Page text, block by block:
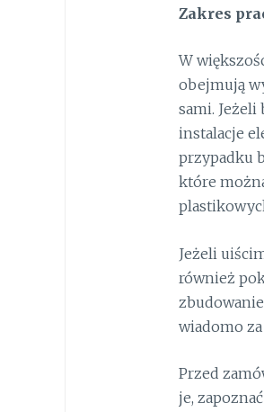
Zakres
W
obejmują
sami.
instalacje
przypadku
które
Jeżeli
również
wiadomo
Przed
je,